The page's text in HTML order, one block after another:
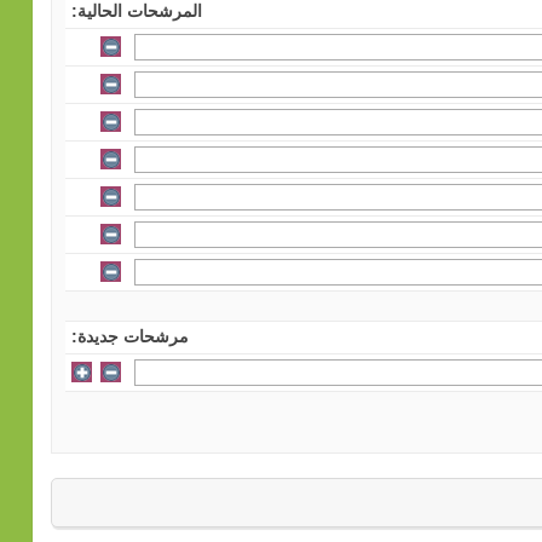
المرشحات الحالية:
مرشحات جديدة: